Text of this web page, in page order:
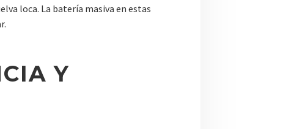
loca. La batería masiva en estas
Y